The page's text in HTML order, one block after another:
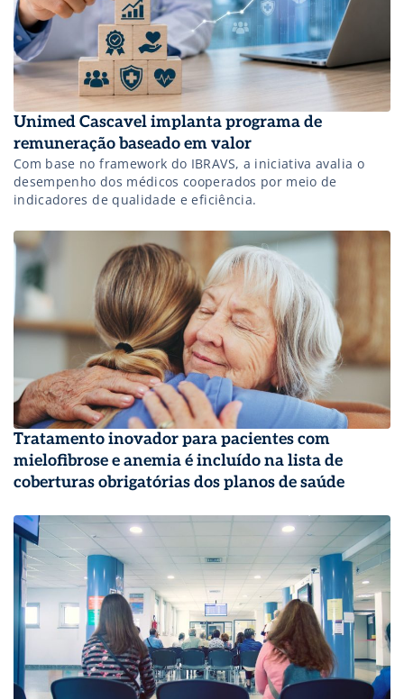
Unimed Cascavel implanta programa de
remuneração baseado em valor
Com base no framework do IBRAVS, a iniciativa avalia o
desempenho dos médicos cooperados por meio de
indicadores de qualidade e eficiência.
Tratamento inovador para pacientes com
mielofibrose e anemia é incluído na lista de
coberturas obrigatórias dos planos de saúde